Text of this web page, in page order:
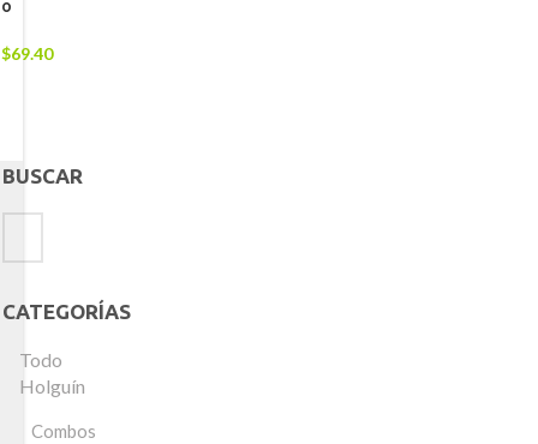
o
$69.40
BUSCAR
CATEGORÍAS
Todo
Holguín
Combos